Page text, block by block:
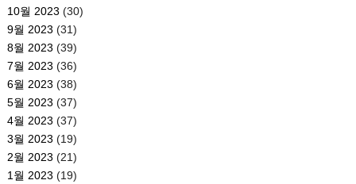
10월 2023 (30)
9월 2023 (31)
8월 2023 (39)
7월 2023 (36)
6월 2023 (38)
5월 2023 (37)
4월 2023 (37)
3월 2023 (19)
2월 2023 (21)
1월 2023 (19)